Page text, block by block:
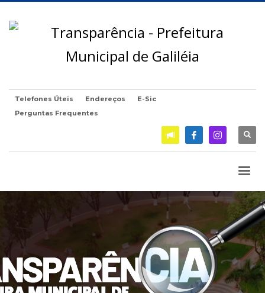
Telefones Úteis Endereços
E-Sic
Perguntas Frequentes